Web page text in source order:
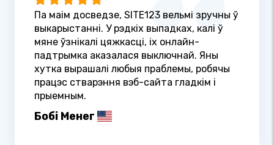
Па маім досведзе, SITE123 вельмі зручны ў
выкарыстанні. У рэдкіх выпадках, калі ў
мяне ўзнікалі цяжкасці, іх онлайн-
падтрымка аказалася выключнай. Яны
хутка вырашалі любыя праблемы, робячы
працэс стварэння вэб-сайта гладкім і
прыемным.
Бобі Менег